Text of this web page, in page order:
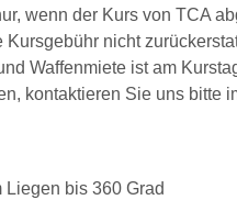
wenn der Kurs von TCA
nicht
Waffenmiete ist am
kontaktieren Sie uns bitte
bis 360 Grad